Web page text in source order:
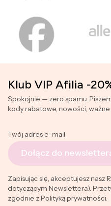
Klub VIP Afilia -
Spokojnie — zero spamu.
kody rabatowe, nowości,
Twój adres e-mail
Dołącz do
Zapisując się, akceptujesz nasz
dotyczącym Newslettera).
zgodnie z Polityką prywatności.